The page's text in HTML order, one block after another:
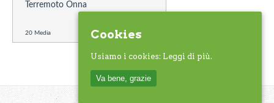
Terremoto Onna
20 Media Cookies
Usiamo i cookies: Leggi di più.
Va bene, grazie